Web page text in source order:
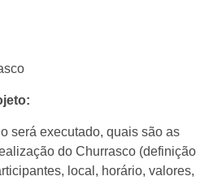
será executado, quais são as
do Churrasco (definição
local, horário, valores,